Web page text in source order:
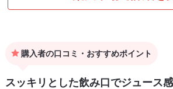
購入者の口コミ・おすすめポイント
スッキリとした飲み口でジュース